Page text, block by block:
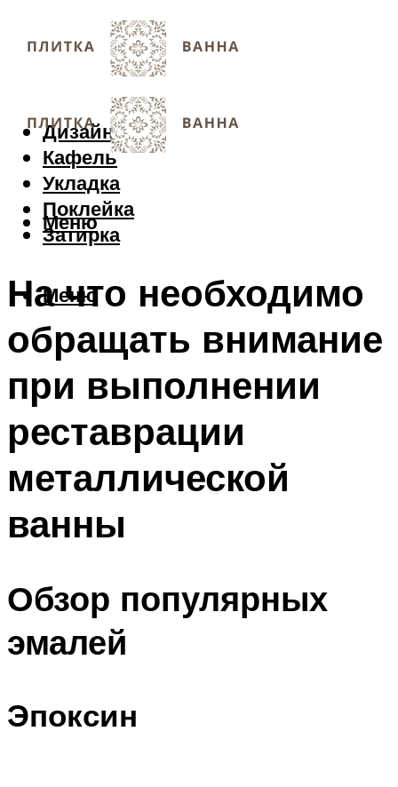
Дизайн
Кафель
Укладка
Поклейка
Затирка
Меню
Меню
На что необходимо
обращать внимание
при выполнении
реставрации
металлической
ванны
Обзор популярных
эмалей
Эпоксин